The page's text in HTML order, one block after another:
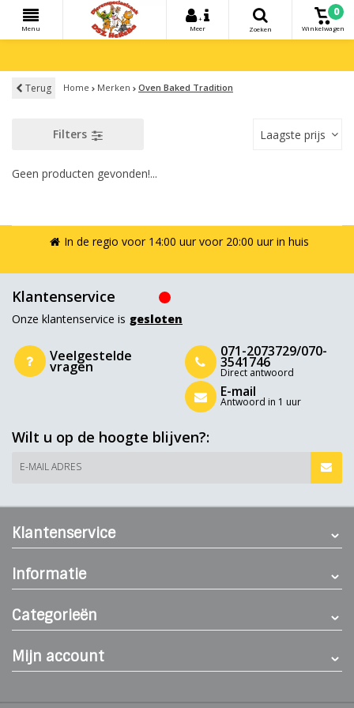
Menu
+
Meer
Zoeken
0
Winkelwagen
Terug Home Merken Oven Baked Tradition
Filters Laagste prijs
Geen producten gevonden!...
In de regio voor 14:00 uur voor 20:00 uur in huis
Klantenservice
Onze klantenservice is gesloten
Veelgestelde
vragen
071-2073729/070-
3541746
Direct antwoord
E-mail
Antwoord in 1 uur
Wilt u op de hoogte blijven?:
E-MAIL ADRES
Klantenservice
Informatie
Categorieën
Mijn account